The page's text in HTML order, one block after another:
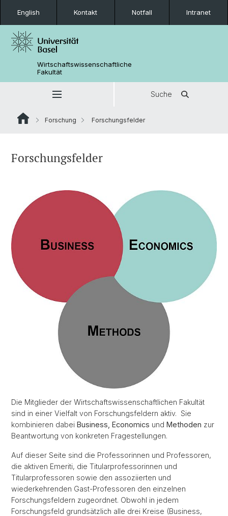
English Kontakt Notfall Intranet
Wirtschaftswissenschaftliche
Fakultät
Suche
Forschung Forschungsfelder
Forschungsfelder
Die Mitglieder der Wirtschaftswissenschaftlichen Fakultät
sind in einer Vielfalt von Forschungsfeldern aktiv. Sie
kombinieren dabei Business, Economics und Methoden zur
Beantwortung von konkreten Fragestellungen.
Auf dieser Seite sind die Professorinnen und Professoren,
die aktiven Emeriti, die Titularprofessorinnen und
Titularprofessoren sowie den assoziierten und
wiederkehrenden Gast-Professoren den einzelnen
Forschungsfeldern zugeordnet. Obwohl in jedem
Forschungsfeld grundsätzlich alle drei Kreise (Business,